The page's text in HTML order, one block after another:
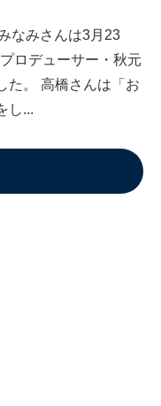
なみさんは3月23
ロデューサー・秋元
た。 高橋さんは「お
し...